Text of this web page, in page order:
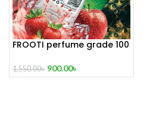
FROOTI perfume grade 100
1,550.00৳ 900.00৳